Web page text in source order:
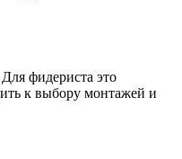
фидериста это
к выбору монтажей и